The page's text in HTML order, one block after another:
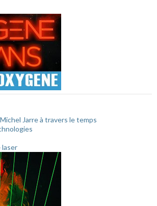
Jarre à travers le temps
laser